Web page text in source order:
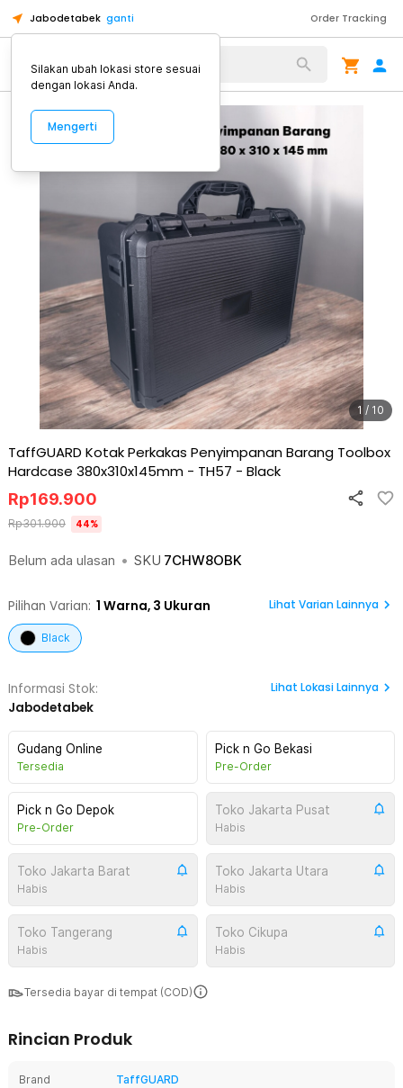
Jabodetabek ganti Order Tracking
Alat Kopi
1 / 10
TaffGUARD Kotak Perkakas Penyimpanan Barang Toolbox
Hardcase 380x310x145mm - TH57 - Black
Belum ada ulasan • SKU 7CHW8OBK
Rp169.900
Rp301.900 44%
Pilihan Varian: 1 Warna, 3 Ukuran Lihat Varian Lainnya
Black
Informasi Stok:
Jabodetabek
Lihat Lokasi Lainnya
Gudang Online
Tersedia
Pick n Go Bekasi
Pre-Order
Pick n Go Depok
Pre-Order
Toko Jakarta Pusat
Habis
Toko Jakarta Barat
Habis
Toko Jakarta Utara
Habis
Toko Tangerang
Habis
Toko Cikupa
Habis
Tersedia bayar di tempat (COD)
Rincian Produk
Brand
TaffGUARD
Silakan ubah lokasi store sesuai
dengan lokasi Anda.
Mengerti